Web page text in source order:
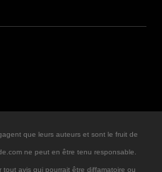
que leurs auteurs et sont le fruit de
ne peut en être tenu responsable.
avis qui pourrait être diffamatoire ou